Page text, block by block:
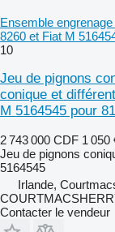
Ensemble
8260 et Fiat M
10
Jeu de pignons
conique et
M 5164545 pour
2 743 000 CDF 1 050
Jeu de pignons
5164545
Irlande,
Contacter le vendeur